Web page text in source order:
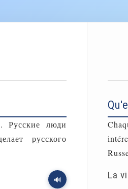
Русские люди
русского
🔊 La